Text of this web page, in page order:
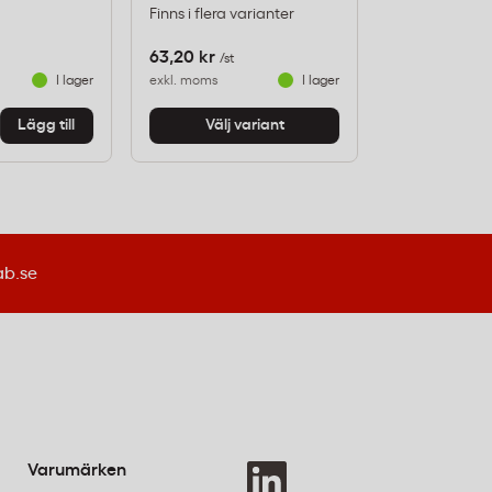
I lager
Lägg till
Finns i flera varianter
63,20 kr /st
exkl. moms
I lager
Välj variant
Varumärken